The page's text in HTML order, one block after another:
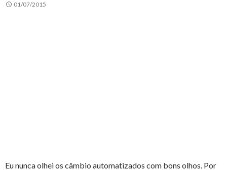
01/07/2015
Eu nunca olhei os câmbio automatizados com bons olhos. Por